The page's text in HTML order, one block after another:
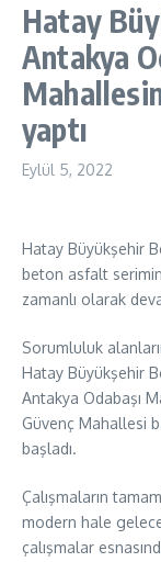
Hatay
Antakya
yaptı
Eylül 5, 2022
Hatay Büyükşehir
beton asfalt
zamanlı olarak
Sorumluluk
Hatay Büyükşehir
Antakya Odabaşı
Güvenç Mahallesi
başladı.
Çalışmaların
modern hale
çalışmalar